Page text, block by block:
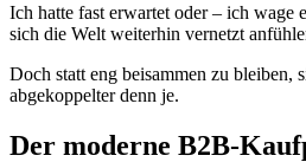
Ich hatte fast erwartet oder – ich wage
sich die Welt weiterhin vernetzt
Doch statt eng beisammen zu bleiben,
abgekoppelter denn je.
Der moderne B2B-